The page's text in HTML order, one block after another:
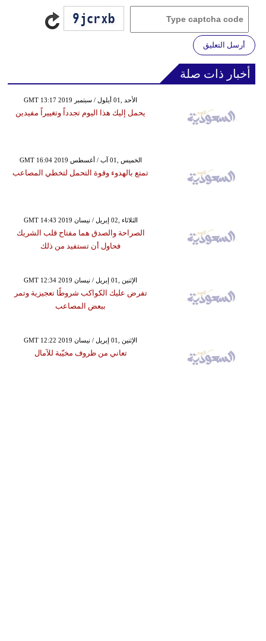
أرسل التعليق
أخبار ذات صلة
GMT 13:17 2019 الأحد ,01 أيلول / سبتمبر
يحمل إليك هذا اليوم تجدداً وتغييراً مفيدين
GMT 16:04 2019 الخميس ,01 آب / أغسطس
تمتع بالهدوء وقوة التحمل لتخطي المصاعب
GMT 14:43 2019 الثلاثاء ,02 إبريل / نيسان
الصراحة والصدق هما مفتاح قلب الشريك
فحاول أن تستفيد من ذلك
GMT 12:34 2019 الإثنين ,01 إبريل / نيسان
تفرض عليك الكواكب شروطًا تعجيزية وتمر
ببعض المصاعب
GMT 12:22 2019 الإثنين ,01 إبريل / نيسان
تعاني من ظروف مخيّبة للآمال